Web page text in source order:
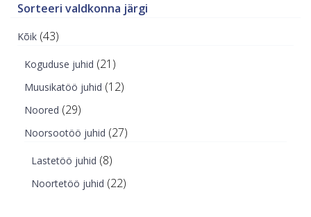
Sorteeri valdkonna järgi
Kõik (43)
Koguduse juhid (21)
Muusikatöö juhid (12)
Noored (29)
Noorsootöö juhid (27)
Lastetöö juhid (8)
Noortetöö juhid (22)